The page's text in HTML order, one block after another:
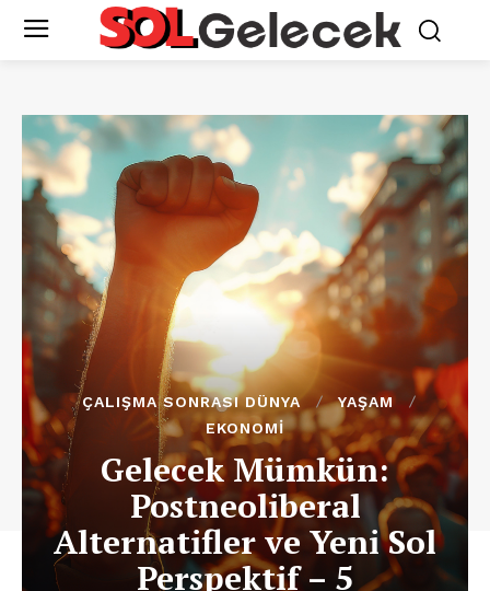
ÇALIŞMA SONRASI DÜNYA
YAŞAM
EKONOMI
Gelecek Mümkün:
Postneoliberal
Alternatifler ve Yeni Sol
Perspektif – 5